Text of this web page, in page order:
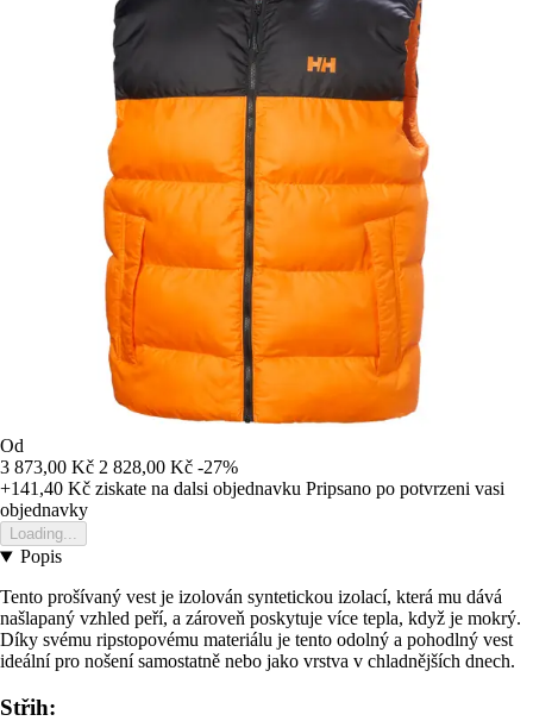
Od
3 873,00 Kč 2 828,00 Kč -27%
+141,40 Kč ziskate na dalsi objednavku Pripsano po potvrzeni vasi
objednavky
Loading...
Popis
Tento prošívaný vest je izolován syntetickou izolací, která mu dává
našlapaný vzhled peří, a zároveň poskytuje více tepla, když je mokrý.
Díky svému ripstopovému materiálu je tento odolný a pohodlný vest
ideální pro nošení samostatně nebo jako vrstva v chladnějších dnech.
Střih: